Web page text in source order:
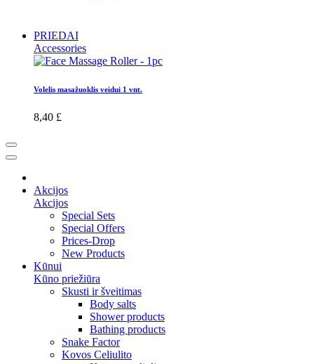
PRIEDAI
Accessories
Volelis masažuoklis veidui 1 vnt.
8,40 £
Akcijos
Akcijos
Special Sets
Special Offers
Prices-Drop
New Products
Kūnui
Kūno priežiūra
Skusti ir šveitimas
Body salts
Shower products
Bathing products
Snake Factor
Kovos Celiulito